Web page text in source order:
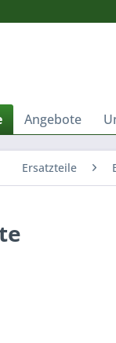
Angebote
Ersatzteile